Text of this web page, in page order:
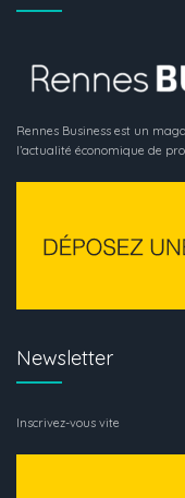
Rennes Business est un
l’actualité économique de
Newsletter
Inscrivez-vous vite